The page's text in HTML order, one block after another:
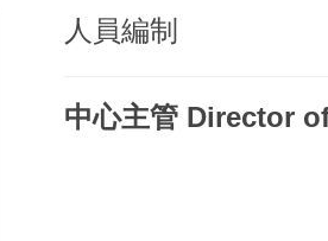
人員編制
中心主管 Director